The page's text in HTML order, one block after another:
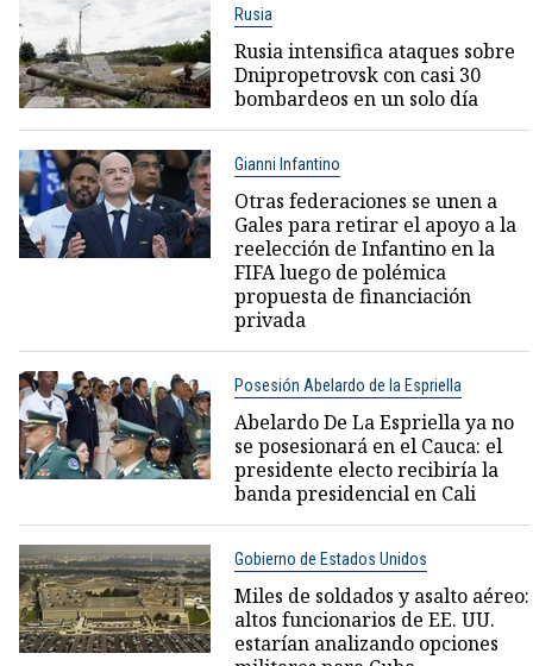
Rusia
Rusia intensifica ataques sobre
Dnipropetrovsk con casi 30
bombardeos en un solo día
Gianni Infantino
Otras federaciones se unen a
Gales para retirar el apoyo a la
reelección de Infantino en la
FIFA luego de polémica
propuesta de financiación
privada
Posesión Abelardo de la Espriella
Abelardo De La Espriella ya no
se posesionará en el Cauca: el
presidente electo recibiría la
banda presidencial en Cali
Gobierno de Estados Unidos
Miles de soldados y asalto aéreo:
altos funcionarios de EE. UU.
estarían analizando opciones